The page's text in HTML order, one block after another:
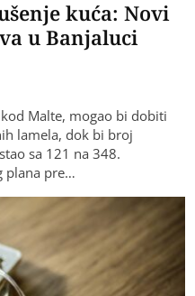
kuća: Novi
u Banjaluci
Malte, mogao bi dobiti
lamela, dok bi broj
sa 121 na 348.
plana pre…